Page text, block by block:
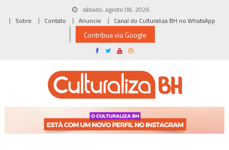
sábado, agosto 08, 2026
Sobre
Contato Anuncie Canal do Culturaliza BH no WhatsApp
Contribua via Google